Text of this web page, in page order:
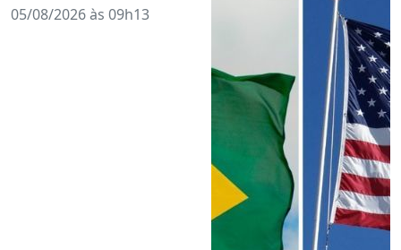
05/08/2026 às 09h13